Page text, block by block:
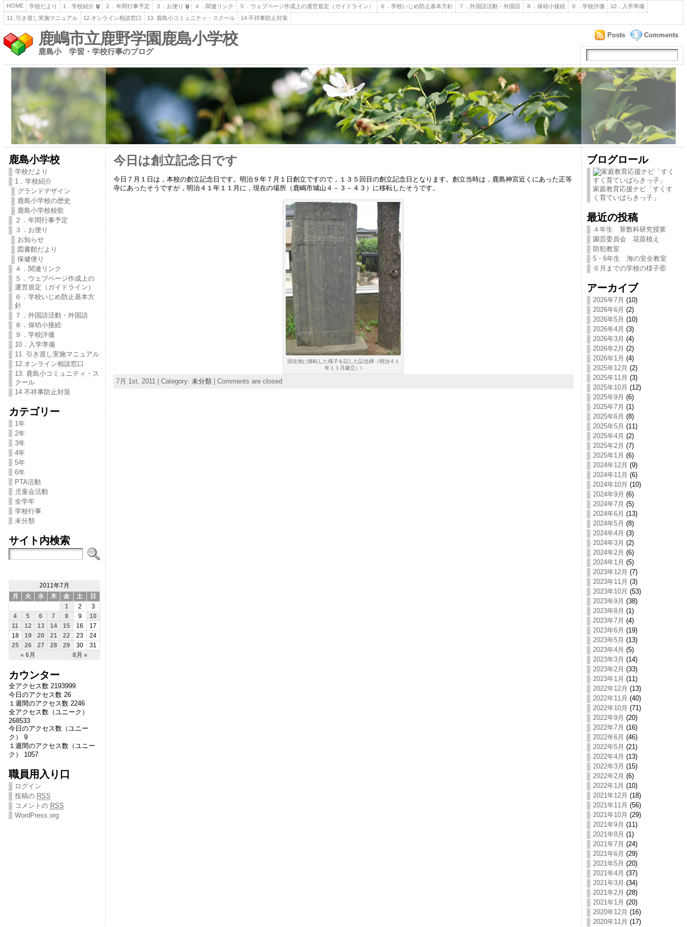
HOME 学校だより 1．学校紹介 ２．年間行事予定 ３．お便り ４．関連リンク ５．ウェブページ作成上の運営規定（ガイドライン） ６．学校いじめ防止基本方針 ７．外国語活動・外国語 ８．保幼小接続 ９．学校評価
10．入学準備
11. 引き渡し実施マニュアル
12.オンライン相談窓口 13. 鹿島小コミュニティ・スクール 14 不祥事防止対策
鹿嶋市立鹿野学園鹿島小学校
鹿島小 学習・学校行事のブログ
Comments
Posts
鹿島小学校
学校だより
1．学校紹介
グランドデザイン
鹿島小学校の歴史
鹿島小学校校歌
２．年間行事予定
３．お便り
お知らせ
図書館だより
保健便り
４．関連リンク
５．ウェブページ作成上の
運営規定（ガイドライン）
６．学校いじめ防止基本方
針
７．外国語活動・外国語
８．保幼小接続
９．学校評価
10．入学準備
11. 引き渡し実施マニュアル
12.オンライン相談窓口
13. 鹿島小コミュニティ・ス
クール
14 不祥事防止対策
カテゴリー
1年
2年
3年
4年
5年
6年
PTA活動
児童会活動
全学年
学校行事
未分類
サイト内検索
2011年7月
月
火 水 木 金 土 日
« 6月 8月 »
1 2
3
4
5 6 7 8 9
10
11
12 13 14 15 16
17
18
19 20 21 22 23
24
25
26 27 28 29 30 31
カウンター
全アクセス数 2193999
今日のアクセス数 26
１週間のアクセス数 2246
全アクセス数（ユニーク）
268533
今日のアクセス数（ユニー
ク） 9
１週間のアクセス数（ユニー
ク） 1057
職員用入り口
ログイン
投稿の RSS
コメントの RSS
WordPress.org
今日は創立記念日です
今日７月１日は，本校の創立記念日です。明治９年７月１日創立ですので，１３５回目の創立記念日となります。創立当時は，鹿島神宮近くにあった正等
寺にあったそうですが，明治４１年１１月に，現在の場所（鹿嶋市城山４－３－４３）に移転したそうです。
現在地に移転した様子を記した記念碑（明治４１
年１１月建立）\
7月 1st, 2011 | Category: 未分類| Comments are closed
ブログロール
家庭教育応援ナビ「すくす
く育ていばらきっ子」
最近の投稿
４年生 算数科研究授業
園芸委員会 花苗植え
防犯教室
5・6年生 海の安全教室
６月までの学校の様子⑥
アーカイブ
2026年7月 (10)
2026年6月 (2)
2026年5月 (10)
2026年4月 (3)
2026年3月 (4)
2026年2月 (2)
2026年1月 (4)
2025年12月 (2)
2025年11月 (3)
2025年10月 (12)
2025年9月 (6)
2025年7月 (1)
2025年6月 (8)
2025年5月 (11)
2025年4月 (2)
2025年2月 (7)
2025年1月 (6)
2024年12月 (9)
2024年11月 (6)
2024年10月 (10)
2024年9月 (6)
2024年7月 (5)
2024年6月 (13)
2024年5月 (8)
2024年4月 (3)
2024年3月 (2)
2024年2月 (6)
2024年1月 (5)
2023年12月 (7)
2023年11月 (3)
2023年10月 (53)
2023年9月 (38)
2023年8月 (1)
2023年7月 (4)
2023年6月 (19)
2023年5月 (13)
2023年4月 (5)
2023年3月 (14)
2023年2月 (33)
2023年1月 (11)
2022年12月 (13)
2022年11月 (40)
2022年10月 (71)
2022年9月 (20)
2022年7月 (16)
2022年6月 (46)
2022年5月 (21)
2022年4月 (13)
2022年3月 (15)
2022年2月 (6)
2022年1月 (10)
2021年12月 (18)
2021年11月 (56)
2021年10月 (29)
2021年9月 (11)
2021年8月 (1)
2021年7月 (24)
2021年6月 (29)
2021年5月 (20)
2021年4月 (37)
2021年3月 (34)
2021年2月 (28)
2021年1月 (20)
2020年12月 (16)
2020年11月 (17)